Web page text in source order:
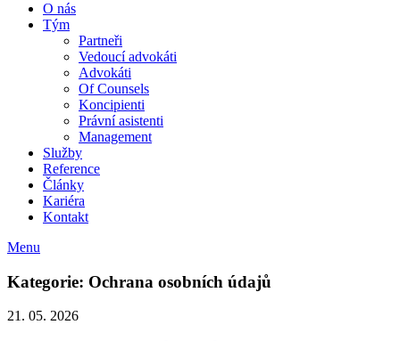
O nás
Tým
Partneři
Vedoucí advokáti
Advokáti
Of Counsels
Koncipienti
Právní asistenti
Management
Služby
Reference
Články
Kariéra
Kontakt
Menu
Kategorie: Ochrana osobních údajů
21. 05. 2026